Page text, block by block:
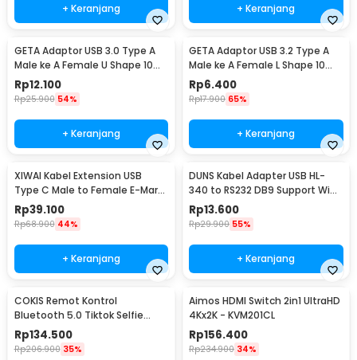
+ Keranjang + Keranjang
GETA Adaptor USB 3.0 Type A
Male ke A Female U Shape 10
Gbps - G-01
Rp12.100
Rp25.900 54%
+ Keranjang
GETA Adaptor USB 3.2 Type A
Male ke A Female L Shape 10
Gbps - G-02
Rp6.400
Rp17.900 65%
+ Keranjang
XIWAI Kabel Extension USB
Type C Male to Female E-Mark
20Gbps 5A 100W 200cm -
XW32
Rp39.100
Rp68.900 44%
+ Keranjang
DUNS Kabel Adapter USB HL-
340 to RS232 DB9 Support Win7
64-bit - D9
Rp13.600
Rp29.900 55%
+ Keranjang
COKIS Remot Kontrol
Bluetooth 5.0 Tiktok Selfie
Universal iOS Android - D01 Pro
Rp134.500
Rp206.900 35%
Aimos HDMI Switch 2in1 UltraHD
4Kx2K - KVM201CL
Rp156.400
Rp234.900 34%